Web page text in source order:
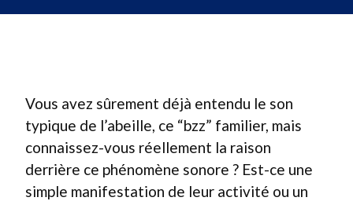
Vous avez sûrement déjà entendu le son
typique de l’abeille, ce “bzz” familier, mais
connaissez-vous réellement la raison
derrière ce phénomène sonore ? Est-ce une
simple manifestation de leur activité ou un